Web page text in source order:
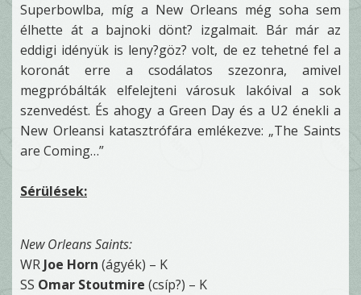
Superbowlba, míg a New Orleans még soha sem
élhette át a bajnoki dönt? izgalmait. Bár már az
eddigi idényük is leny?göz? volt, de ez tehetné fel a
koronát erre a csodálatos szezonra, amivel
megpróbálták elfelejteni városuk lakóival a sok
szenvedést. És ahogy a Green Day és a U2 énekli a
New Orleansi katasztrófára emlékezve: „The Saints
are Coming…”
Sérülések:
New Orleans Saints:
WR Joe Horn (ágyék) – K
SS Omar Stoutmire (csíp?) – K